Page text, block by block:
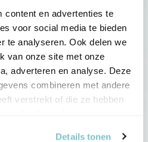
content en advertenties te
voor social media te bieden
te analyseren. Ook delen we
van onze site met onze
adverteren en analyse. Deze
combineren met andere
verstrekt of die ze hebben
Details tonen